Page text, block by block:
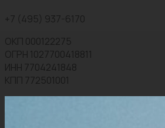
+7 (495) 937-6170
ОКП 000122275
ОГРН 1027700418811
ИНН 7704241848
КПП 772501001